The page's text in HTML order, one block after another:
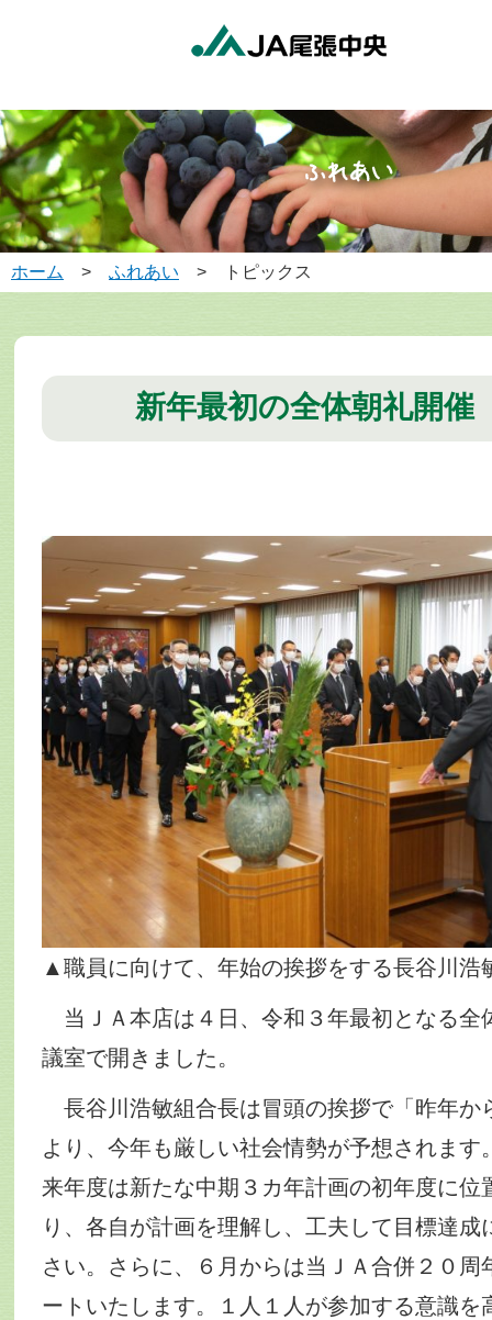
ホーム > ふれあい > トピックス
新年最初の全体朝礼開
▲職員に向けて、年始の挨拶をする長谷川浩
当ＪＡ本店は４日、令和３年最初となる全
議室で開きました。
長谷川浩敏組合長は冒頭の挨拶で「昨年か
より、今年も厳しい社会情勢が予想されます
来年度は新たな中期３カ年計画の初年度に位
り、各自が計画を理解し、工夫して目標達成
さい。さらに、６月からは当ＪＡ合併２０周
ートいたします。１人１人が参加する意識を